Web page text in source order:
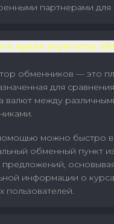
партнерами для
нужен агрегатор
обменников — это
для
валют между
можно быстро
обменный пункт
предложений,
информации о
пользователей.